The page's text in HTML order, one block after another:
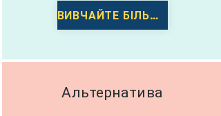
ВИВЧАЙТЕ БІЛЬШЕ
Альтернатива